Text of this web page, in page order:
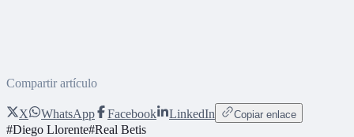
Compartir artículo
X WhatsApp Facebook LinkedIn Copiar enlace
#Diego Llorente#Real Betis